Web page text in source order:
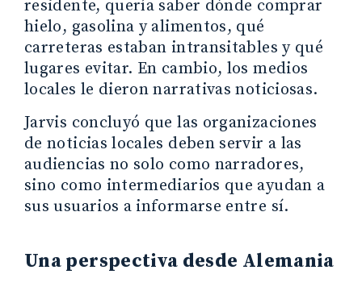
residente, quería saber dónde comprar
hielo, gasolina y alimentos, qué
carreteras estaban intransitables y qué
lugares evitar. En cambio, los medios
locales le dieron narrativas noticiosas.
Jarvis concluyó que las organizaciones
de noticias locales deben servir a las
audiencias no solo como narradores,
sino como intermediarios que ayudan a
sus usuarios a informarse entre sí.
Una perspectiva desde Alemania